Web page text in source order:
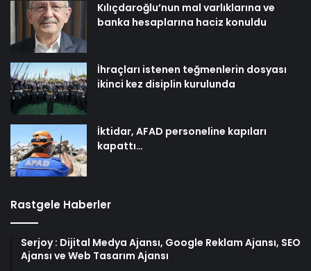
Kılıçdaroğlu’nun mal varlıklarına ve
banka hesaplarına haciz konuldu
İhraçları istenen teğmenlerin dosyası
ikinci kez disiplin kurulunda
İktidar, AFAD personeline kapıları
kapattı…
Rastgele Haberler
Serjoy : Dijital Medya Ajansı, Google Reklam Ajansı, SEO
Ajansı ve Web Tasarım Ajansı